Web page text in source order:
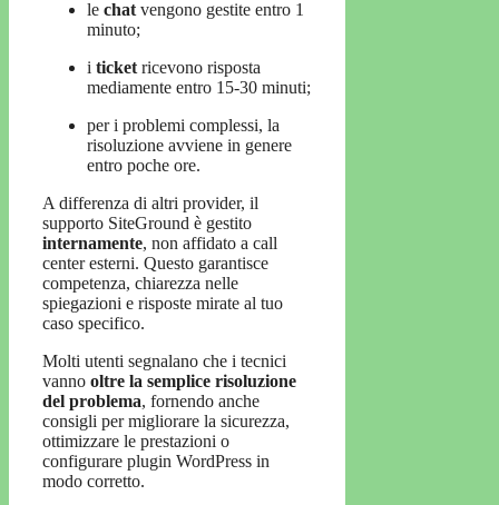
le chat vengono gestite entro 1
minuto;
i ticket ricevono risposta
mediamente entro 15-30 minuti;
per i problemi complessi, la
risoluzione avviene in genere
entro poche ore.
A differenza di altri provider, il
supporto SiteGround è gestito
internamente, non affidato a call
center esterni. Questo garantisce
competenza, chiarezza nelle
spiegazioni e risposte mirate al tuo
caso specifico.
Molti utenti segnalano che i tecnici
vanno oltre la semplice risoluzione
del problema, fornendo anche
consigli per migliorare la sicurezza,
ottimizzare le prestazioni o
configurare plugin WordPress in
modo corretto.